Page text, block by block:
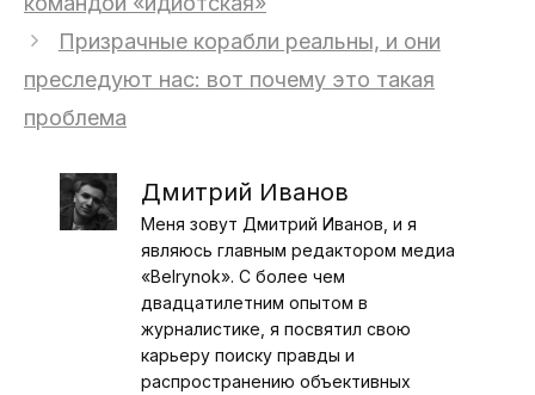
Призрачные корабли реальны, и они
преследуют нас: вот почему это такая
проблема
Дмитрий Иванов
Меня зовут Дмитрий Иванов, и я
являюсь главным редактором медиа
«Belrynok». С более чем
двадцатилетним опытом в
журналистике, я посвятил свою
карьеру поиску правды и
распространению объективных